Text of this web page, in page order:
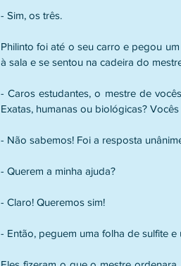
- Sim, os três.
Philinto foi até o seu carro e pegou
à sala e se sentou na cadeira do
- Caros estudantes, o mestre de
Exatas, humanas ou biológicas?
- Não sabemos! Foi a resposta
- Querem a minha ajuda?
- Claro! Queremos sim!
- Então, peguem uma folha de sulfite